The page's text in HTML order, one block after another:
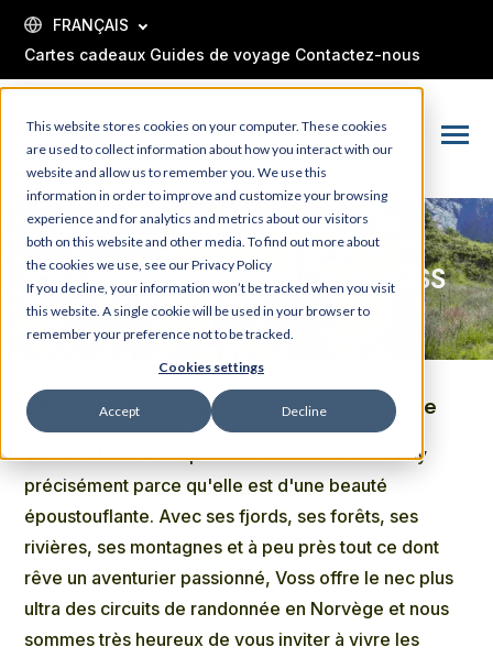
This website stores cookies on your computer. These cookies
are used to collect information about how you interact with our
website and allow us to remember you. We use this
information in order to improve and customize your browsing
experience and for analytics and metrics about our visitors
both on this website and other media. To find out more about
the cookies we use, see our Privacy Policy
If you decline, your information won’t be tracked when you visit
this website. A single cookie will be used in your browser to
remember your preference not to be tracked.
Cookies settings
Accept Decline
CONTENT
Cartes cadeaux Guides de voyage Contactez-nous
FRANÇAIS
Toggle
RANDONNÉES GUIDÉES À VOSS
Découvrez nos randonnées en Norvège
Voss est la base d'opérations d'Outdoor Norway
précisément parce qu'elle est d'une beauté
époustouflante. Avec ses fjords, ses forêts, ses
rivières, ses montagnes et à peu près tout ce dont
rêve un aventurier passionné, Voss offre le nec plus
ultra des circuits de randonnée en Norvège et nous
sommes très heureux de vous inviter à vivre les